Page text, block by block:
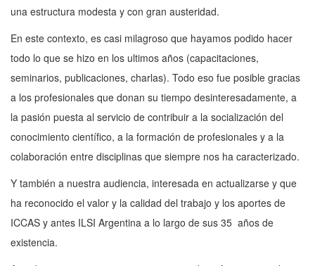
una estructura modesta y con gran austeridad.
En este contexto, es casi milagroso que hayamos podido hacer
todo lo que se hizo en los ultimos años (capacitaciones,
seminarios, publicaciones, charlas). Todo eso fue posible gracias
a los profesionales que donan su tiempo desinteresadamente, a
la pasión puesta al servicio de contribuir a la socialización del
conocimiento científico, a la formación de profesionales y a la
colaboración entre disciplinas que siempre nos ha caracterizado.
Y también a nuestra audiencia, interesada en actualizarse y que
ha reconocido el valor y la calidad del trabajo y los aportes de
ICCAS y antes ILSI Argentina a lo largo de sus 35 años de
existencia.